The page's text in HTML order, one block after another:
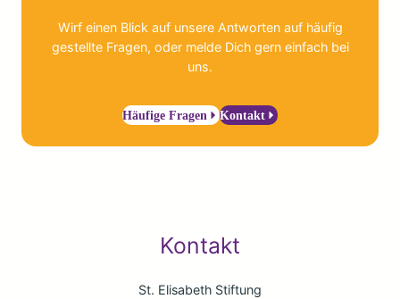
Wirf einen Blick auf unsere Antworten auf häufig
gestellte Fragen, oder melde Dich gern einfach bei
uns.
Häufige Fragen Kontakt
Kontakt
St. Elisabeth Stiftung